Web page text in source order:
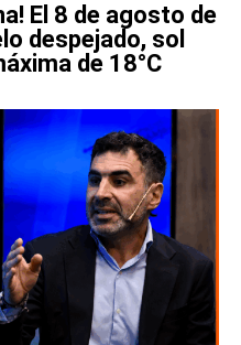
El 8 de agosto de
despejado, sol
de 18°C